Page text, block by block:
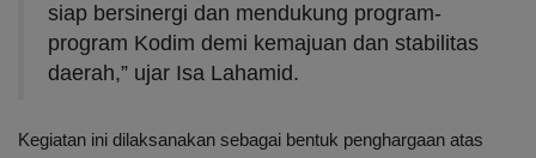
siap bersinergi dan mendukung program-
program Kodim demi kemajuan dan stabilitas
daerah,” ujar Isa Lahamid.
Kegiatan ini dilaksanakan sebagai bentuk penghargaan atas